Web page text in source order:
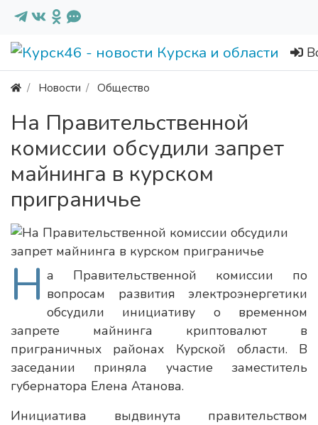
Новости Общество
На Правительственной
комиссии обсудили запрет
майнинга в курском
приграничье
Н а Правительственной комиссии по
вопросам развития электроэнергетики
обсудили инициативу о временном
запрете майнинга криптовалют в
приграничных районах Курской области. В
заседании приняла участие заместитель
губернатора Елена Атанова.
Инициатива выдвинута правительством